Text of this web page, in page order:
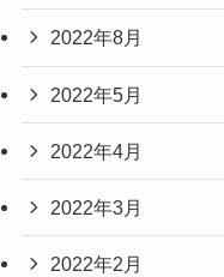
2022年8月
2022年5月
2022年4月
2022年3月
2022年2月